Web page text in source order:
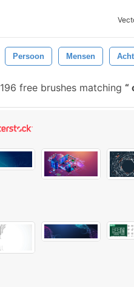
Persoon Mensen
196 free brushes matching